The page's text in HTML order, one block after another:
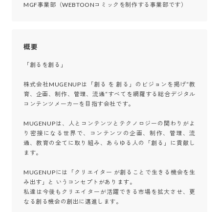
MGF事業部（WEBTOONコミックを制作する事業部です）
概要
「創るを創る」
株式会社MUGENUPは「創る を 創る」のビジョンを掲げ“教
育、企画、制作、管理、流通“すべてを網羅する総合デジタル
コンテンツメーカーを目指す会社です。
MUGENUPは、人とコンテンツとテクノロジーの関わりがよ
り密接になる世界で、コンテンツの企画、制作、管理、流
通、教育の全てに取り組み、あらゆる人の「創る」に貢献し
ます。
MUGENUPには「クリエイター が創ることで生きる機会を生
み出す」と いうコンセプトがあります。
私達は今後もクリエイターが活躍できる市場を拡大させ、更
なる創る機会の創出に邁進します。